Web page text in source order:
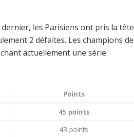
les Parisiens ont pris la tête
2 défaites. Les champions de
actuellement une série
Points
45 points
43 points